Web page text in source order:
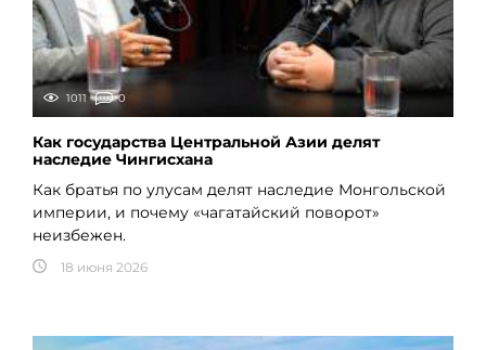
1011 0
Как государства Центральной Азии делят
наследие Чингисхана
Как братья по улусам делят наследие Монгольской
империи, и почему «чагатайский поворот»
неизбежен.
18 июня 2026